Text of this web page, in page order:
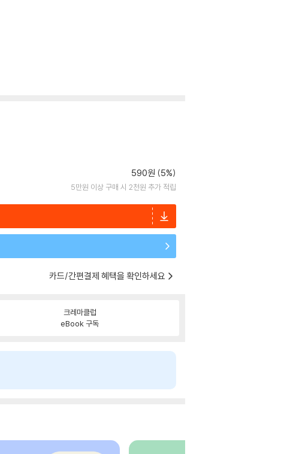
590원 (5%)
5만원 이상 구매 시 2천원 추가 적립
카드/간편결제 혜택을 확인하세요
크레마클럽
eBook 구독